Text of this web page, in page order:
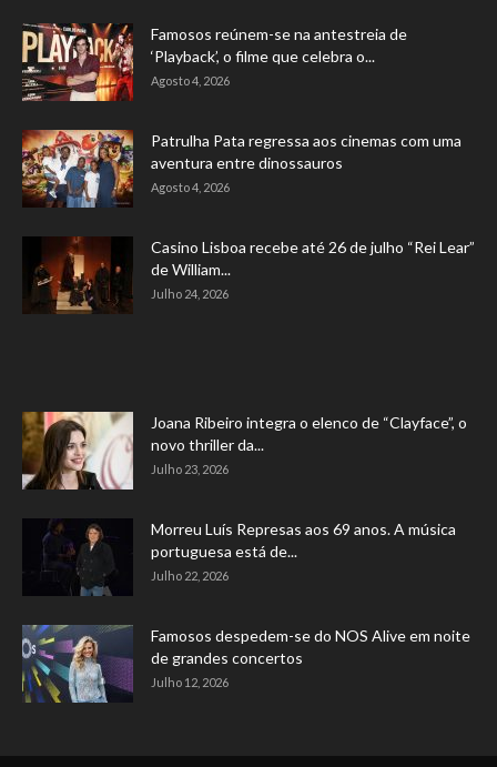
Famosos reúnem-se na antestreia de
‘Playback’, o filme que celebra o...
Agosto 4, 2026
Patrulha Pata regressa aos cinemas com uma
aventura entre dinossauros
Agosto 4, 2026
Casino Lisboa recebe até 26 de julho “Rei Lear”
de William...
Julho 24, 2026
Joana Ribeiro integra o elenco de “Clayface”, o
novo thriller da...
Julho 23, 2026
Morreu Luís Represas aos 69 anos. A música
portuguesa está de...
Julho 22, 2026
Famosos despedem-se do NOS Alive em noite
de grandes concertos
Julho 12, 2026